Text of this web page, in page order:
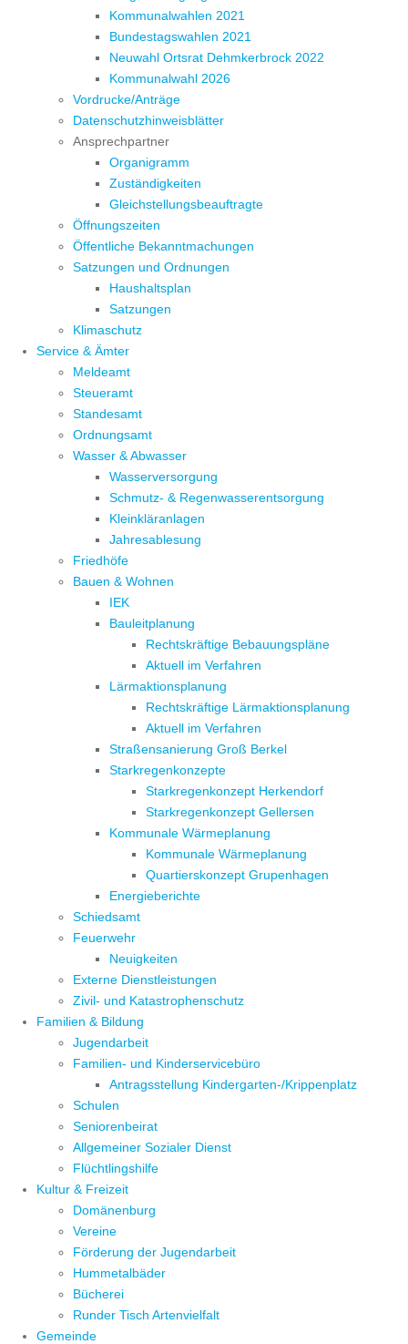
Kommunalwahlen 2021
Bundestagswahlen 2021
Neuwahl Ortsrat Dehmkerbrock 2022
Kommunalwahl 2026
Vordrucke/Anträge
Datenschutzhinweisblätter
Ansprechpartner
Organigramm
Zuständigkeiten
Gleichstellungsbeauftragte
Öffnungszeiten
Öffentliche Bekanntmachungen
Satzungen und Ordnungen
Haushaltsplan
Satzungen
Klimaschutz
Service & Ämter
Meldeamt
Steueramt
Standesamt
Ordnungsamt
Wasser & Abwasser
Wasserversorgung
Schmutz- & Regenwasserentsorgung
Kleinkläranlagen
Jahresablesung
Friedhöfe
Bauen & Wohnen
IEK
Bauleitplanung
Rechtskräftige Bebauungspläne
Aktuell im Verfahren
Lärmaktionsplanung
Rechtskräftige Lärmaktionsplanung
Aktuell im Verfahren
Straßensanierung Groß Berkel
Starkregenkonzepte
Starkregenkonzept Herkendorf
Starkregenkonzept Gellersen
Kommunale Wärmeplanung
Kommunale Wärmeplanung
Quartierskonzept Grupenhagen
Energieberichte
Schiedsamt
Feuerwehr
Neuigkeiten
Externe Dienstleistungen
Zivil- und Katastrophenschutz
Familien & Bildung
Jugendarbeit
Familien- und Kinderservicebüro
Antragsstellung Kindergarten-/Krippenplatz
Schulen
Seniorenbeirat
Allgemeiner Sozialer Dienst
Flüchtlingshilfe
Kultur & Freizeit
Domänenburg
Vereine
Förderung der Jugendarbeit
Hummetalbäder
Bücherei
Runder Tisch Artenvielfalt
Gemeinde